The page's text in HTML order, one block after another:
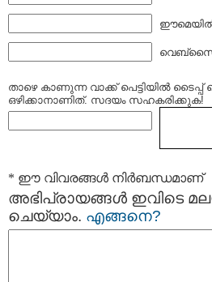
ഈമെയില്‍
താഴെ കാണുന്ന വാക്ക് പെട്ടിയില്‍
ഒഴിക്കാനാണിത്. സദയം സഹകരിക്കുക!
* ഈ വിവരങ്ങള്‍ നിര്‍ബന്ധമാണ്
അഭിപ്രായങ്ങള്‍ ഇവിടെ
ചെയ്യാം. എങ്ങനെ?